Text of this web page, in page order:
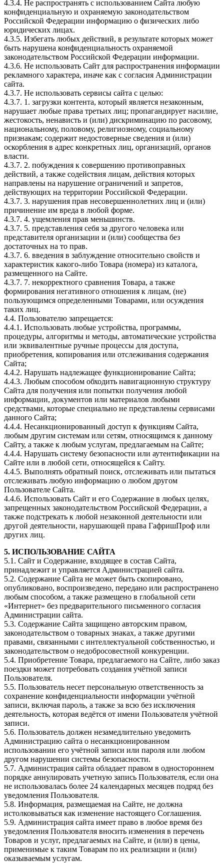
4.3.4. Не распространять с использованием Сайта любую
конфиденциальную и охраняемую законодательством
Российской Федерации информацию о физических либо
юридических лицах.
4.3.5. Избегать любых действий, в результате которых может
быть нарушена конфиденциальность охраняемой
законодательством Российской Федерации информации.
4.3.6. Не использовать Сайт для распространения информации
рекламного характера, иначе как с согласия Администрации
сайта.
4.3.7. Не использовать сервисы сайта с целью:
4.3.7. 1. загрузки контента, который является незаконным,
нарушает любые права третьих лиц; пропагандирует насилие,
жестокость, ненависть и (или) дискриминацию по расовому,
национальному, половому, религиозному, социальному
признакам; содержит недостоверные сведения и (или)
оскорбления в адрес конкретных лиц, организаций, органов
власти.
4.3.7. 2. побуждения к совершению противоправных
действий, а также содействия лицам, действия которых
направлены на нарушение ограничений и запретов,
действующих на территории Российской Федерации.
4.3.7. 3. нарушения прав несовершеннолетних лиц и (или)
причинение им вреда в любой форме.
4.3.7. 4. ущемления прав меньшинств.
4.3.7. 5. представления себя за другого человека или
представителя организации и (или) сообщества без
достаточных на то прав.
4.3.7. 6. введения в заблуждение относительно свойств и
характеристик какого-либо Товара (номера) из каталога,
размещенного на Сайте.
4.3.7. 7. некорректного сравнения Товара, а также
формирования негативного отношения к лицам, (не)
пользующимся определенными Товарами, или осуждения
таких лиц.
4.4. Пользователю запрещается:
4.4.1. Использовать любые устройства, программы,
процедуры, алгоритмы и методы, автоматические устройства
или эквивалентные ручные процессы для доступа,
приобретения, копирования или отслеживания содержания
Сайта;
4.4.2. Нарушать надлежащее функционирование Сайта;
4.4.3. Любым способом обходить навигационную структуру
Сайта для получения или попытки получения любой
информации, документов или материалов любыми
средствами, которые специально не представлены сервисами
данного Сайта;
4.4.4. Несанкционированный доступ к функциям Сайта,
любым другим системам или сетям, относящимся к данному
Сайту, а также к любым услугам, предлагаемым на Сайте;
4.4.4. Нарушать систему безопасности или аутентификации на
Сайте или в любой сети, относящейся к Сайту.
4.4.5. Выполнять обратный поиск, отслеживать или пытаться
отслеживать любую информацию о любом другом
Пользователе Сайта.
4.4.6. Использовать Сайт и его Содержание в любых целях,
запрещенных законодательством Российской Федерации, а
также подстрекать к любой незаконной деятельности или
другой деятельности, нарушающей права ГафришПроф или
других лиц.
5. ИСПОЛЬЗОВАНИЕ САЙТА
5.1. Сайт и Содержание, входящее в состав Сайта,
принадлежит и управляется Администрацией сайта.
5.2. Содержание Сайта не может быть скопировано,
опубликовано, воспроизведено, передано или распространено
любым способом, а также размещено в глобальной сети
«Интернет» без предварительного письменного согласия
Администрации сайта.
5.3. Содержание Сайта защищено авторским правом,
законодательством о товарных знаках, а также другими
правами, связанными с интеллектуальной собственностью, и
законодательством о недобросовестной конкуренции.
5.4. Приобретение Товара, предлагаемого на Сайте, либо заказ
поездки может потребовать создания учётной записи
Пользователя.
5.5. Пользователь несет персональную ответственность за
сохранение конфиденциальности информации учётной
записи, включая пароль, а также за всю без исключения
деятельность, которая ведётся от имени Пользователя учётной
записи.
5.6. Пользователь должен незамедлительно уведомить
Администрацию сайта о несанкционированном
использовании его учётной записи или пароля или любом
другом нарушении системы безопасности.
5.7. Администрация сайта обладает правом в одностороннем
порядке аннулировать учетную запись Пользователя, если она
не использовалась более 24 календарных месяцев подряд без
уведомления Пользователя.
5.8. Информация, размещаемая на Сайте, не должна
истолковываться как изменение настоящего Соглашения.
5.9. Администрация сайта имеет право в любое время без
уведомления Пользователя вносить изменения в перечень
Товаров и услуг, предлагаемых на Сайте, и (или) в цены,
применимые к таким Товарам по их реализации и (или)
оказываемым услугам.